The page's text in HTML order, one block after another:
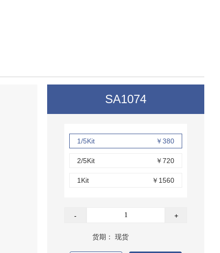
SA1074
1/5Kit ￥380
2/5Kit ￥720
1Kit ￥1560
- +
货期： 现货